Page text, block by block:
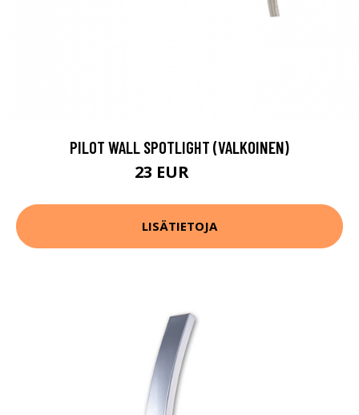
PILOT WALL SPOTLIGHT (VALKOINEN)
23 EUR
LISÄTIETOJA